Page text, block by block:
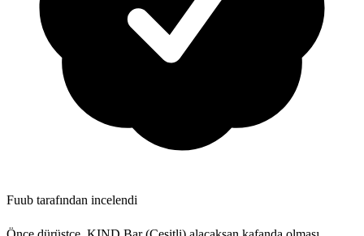
Fuub tarafından incelendi